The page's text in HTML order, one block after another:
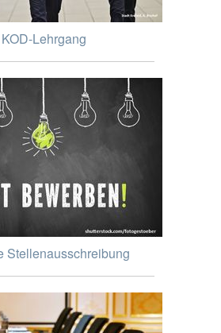
KOD-Lehrgang
Stellenausschreibung